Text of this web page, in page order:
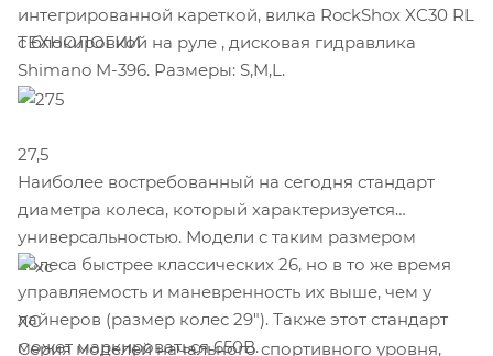
интегрированной кареткой, вилка RockShox XC30 RL
c блокировкой на руле , дисковая гидравлика
Shimano M-396. Размеры: S,M,L.
ТЕХНОЛОГИИ
27,5
Наиболее востребованный на сегодня стандарт
диаметра колеса, который характеризуется
универсальностью. Модели с таким размером
колеса быстрее классических 26, но в то же время
управляемость и маневренность их выше, чем у
лайнеров (размер колес 29"). Также этот стандарт
может маркироваться 650В.
XC
Серия моделей начального спортивного уровня,